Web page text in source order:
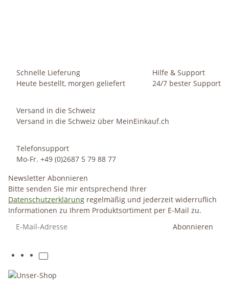
Schnelle Lieferung
Heute bestellt, morgen geliefert
Hilfe & Support
24/7 bester Support
Versand in die Schweiz
Versand in die Schweiz über MeinEinkauf.ch
Telefonsupport
Mo-Fr. +49 (0)2687 5 79 88 77
Newsletter Abonnieren
Bitte senden Sie mir entsprechend Ihrer
Datenschutzerklärung regelmäßig und jederzeit widerruflich
Informationen zu Ihrem Produktsortiment per E-Mail zu.
Abonnieren